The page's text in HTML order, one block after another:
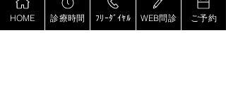
HOME 診療時間 ﾌﾘｰﾀﾞｲﾔﾙ WEB問診 ご予約